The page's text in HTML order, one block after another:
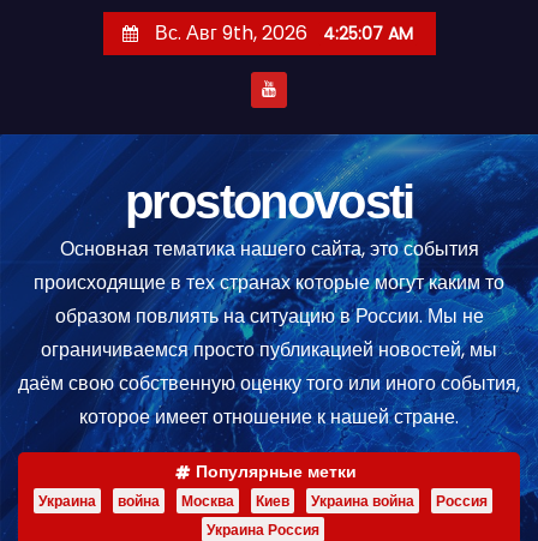
е
р
ж
м
Вс. Авг 9th, 2026 4:25:07 AM
prostonovosti
Основная тематика нашего сайта, это события
происходящие в тех странах которые могут каким то
образом повлиять на ситуацию в России. Мы не
ограничиваемся просто публикацией новостей, мы
даём свою собственную оценку того или иного события,
которое имеет отношение к нашей стране.
Популярные метки
Украина война Москва Киев Украина война
Россия
Украина Россия